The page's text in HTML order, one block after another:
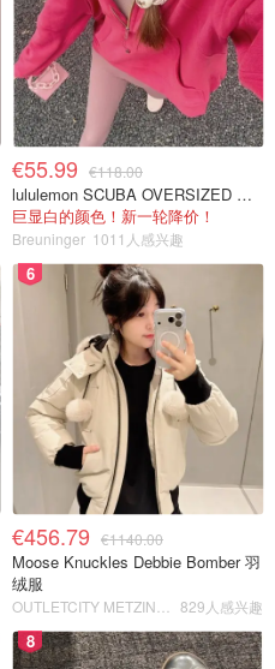
€55.99 €118.00
lululemon SCUBA OVERSIZED 半拉链卫衣 紫红色
巨显白的颜色！新一轮降价！
Breuninger 1011人感兴趣
6
€456.79 €1140.00
Moose Knuckles Debbie Bomber 羽
绒服
829人感兴趣
8